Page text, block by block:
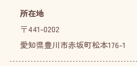
所在地
〒441-0202
愛知県豊川市赤坂町松本176-1